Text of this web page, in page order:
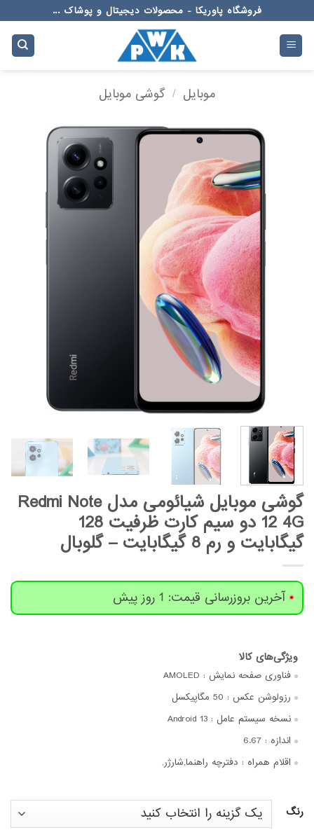
to
content
فروشگاه پاوریکا - محصولات دیجیتال و پوشاک ...
موبایل / گوشی موبایل
گوشی موبایل شیائومی مدل Redmi Note
12 4G دو سیم کارت ظرفیت 128
گیگابایت و رم 8 گیگابایت – گلوبال
آخرین بروزرسانی قیمت: 1 روز پیش
فناوری صفحه‌ نمایش : AMOLED
رزولوشن عکس : 50 مگاپیکسل
نسخه سیستم عامل : Android 13
اندازه : 6.67
اقلام همراه : دفترچه‌ راهنما,شارژر,
رنگ